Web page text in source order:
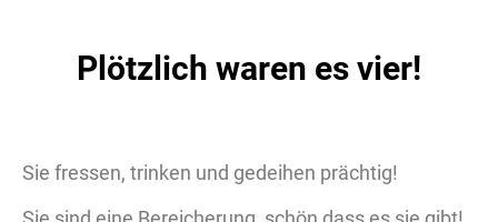
Plötzlich waren es vier!
Sie fressen, trinken und gedeihen prächtig!